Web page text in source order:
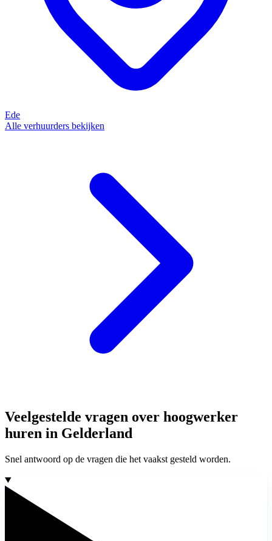
Ede
Alle verhuurders bekijken
Veelgestelde vragen over hoogwerker
huren in Gelderland
Snel antwoord op de vragen die het vaakst gesteld worden.